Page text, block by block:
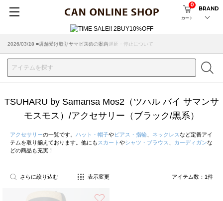
カート
0
BRAND
2026/07/29 ■【お知らせ】ヤマト運輸の配送遅延・停止について
2026/03/18 ■店舗受け取りサービスのご案内
TSUHARU by Samansa Mos2（ツハル バイ サマンサ
モスモス）/アクセサリー（ブラック/黒系）
アクセサリーの一覧です。 ハット・帽子やピアス・指輪 ネックレスなど定番アイ
テムを取り揃えております。他にも スカート やシャツ・ブラウス カーディガンな
どの商品も充実！
さらに絞り込む 表示変更 アイテム数： 1件